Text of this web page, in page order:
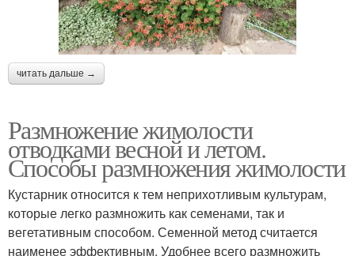
читать дальше →
Размножение жимолости
отводками весной и летом.
Способы размножения жимолости
Кустарник относится к тем неприхотливым культурам,
которые легко размножить как семенами, так и
вегетативным способом. Семенной метод считается
наименее эффективным. Удобнее всего размножить